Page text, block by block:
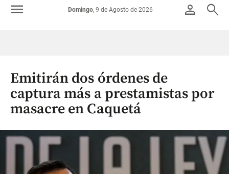
Colombia
person search
Domingo, 9 de Agosto de 2026
menu
Emitirán dos órdenes de
captura más a prestamistas por
masacre en Caquetá